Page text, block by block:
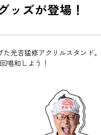
ッズが登場！
光吉猛修アクリルスタンド。
唱和しよう！